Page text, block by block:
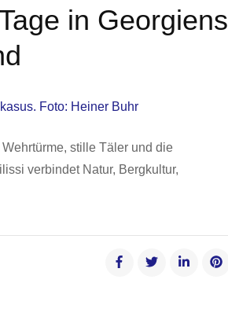
in Georgiens
stille Täler und die
verbindet Natur, Bergkultur,